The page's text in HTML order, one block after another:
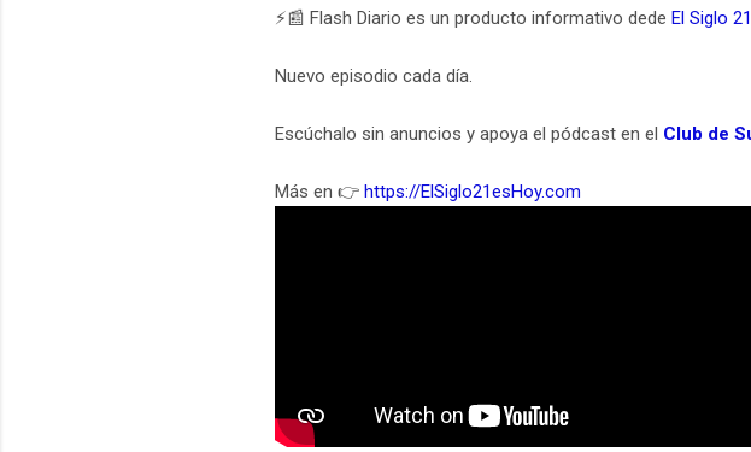
⚡️📰 Flash Diario es un producto informativo dede El Siglo
Nuevo episodio cada día.
Escúchalo sin anuncios y apoya el pódcast en el Club de
Más en 👉 https://ElSiglo21esHoy.com